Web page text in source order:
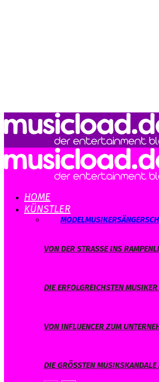
HOME
KÜNSTLER
MODELMUSIKERSÄNGER
VON DER STRASSE INS
DIE ERFOLGREICHSTEN
VON INFLUENCER ZUM
DIE GRÖSSTEN MUSIKSKANDALE